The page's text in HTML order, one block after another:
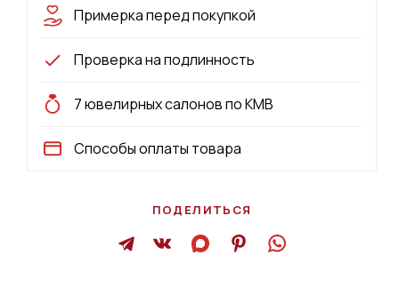
Примерка перед покупкой
Проверка на подлинность
7 ювелирных салонов по КМВ
Способы оплаты товара
ПОДЕЛИТЬСЯ